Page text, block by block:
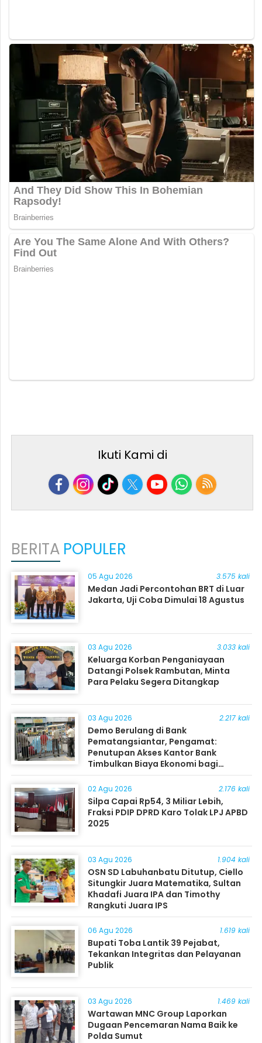
Ikuti Kami di
BERITA POPULER
05 Agu 2026 3.575 kali
Medan Jadi Percontohan BRT di Luar
Jakarta, Uji Coba Dimulai 18 Agustus
03 Agu 2026 3.033 kali
Keluarga Korban Penganiayaan
Datangi Polsek Rambutan, Minta
Para Pelaku Segera Ditangkap
03 Agu 2026 2.217 kali
Demo Berulang di Bank
Pematangsiantar, Pengamat:
Penutupan Akses Kantor Bank
Timbulkan Biaya Ekonomi bagi
Masyarakat
02 Agu 2026 2.176 kali
Silpa Capai Rp54, 3 Miliar Lebih,
Fraksi PDIP DPRD Karo Tolak LPJ APBD
2025
03 Agu 2026 1.904 kali
OSN SD Labuhanbatu Ditutup, Ciello
Situngkir Juara Matematika, Sultan
Khadafi Juara IPA dan Timothy
Rangkuti Juara IPS
06 Agu 2026 1.619 kali
Bupati Toba Lantik 39 Pejabat,
Tekankan Integritas dan Pelayanan
Publik
03 Agu 2026 1.469 kali
Wartawan MNC Group Laporkan
Dugaan Pencemaran Nama Baik ke
Polda Sumut